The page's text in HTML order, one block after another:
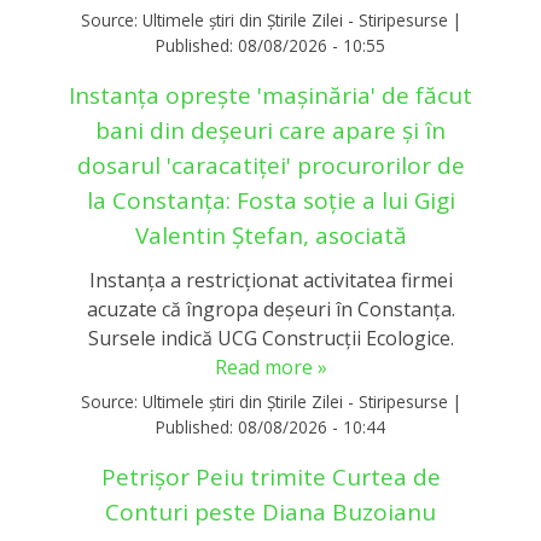
Source: Ultimele știri din Știrile Zilei - Stiripesurse |
Published: 08/08/2026 - 10:55
Instanța oprește 'mașinăria' de făcut
bani din deșeuri care apare și în
dosarul 'caracatiței' procurorilor de
la Constanța: Fosta soție a lui Gigi
Valentin Ștefan, asociată
Instanța a restricționat activitatea firmei
acuzate că îngropa deșeuri în Constanța.
Sursele indică UCG Construcții Ecologice.
Read more »
Source: Ultimele știri din Știrile Zilei - Stiripesurse |
Published: 08/08/2026 - 10:44
Petrișor Peiu trimite Curtea de
Conturi peste Diana Buzoianu